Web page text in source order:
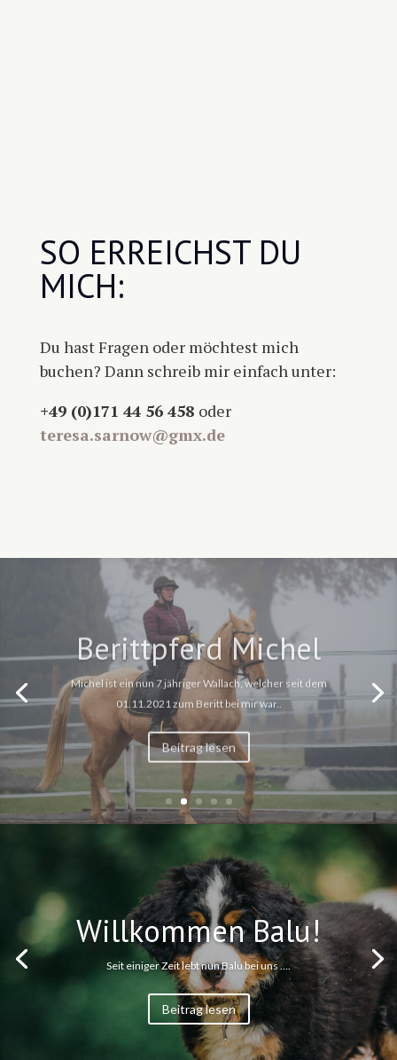
SO ERREICHST DU
MICH:
Du hast Fragen oder möchtest mich
buchen? Dann schreib mir einfach unter:
+49 (0)171 44 56 458 oder
teresa.sarnow@gmx.de
Berittpferd Michel
Michel ist ein nun 7 jähriger Wallach, welcher seit dem
01.11.2021 zum Beritt bei mir war..
Beitrag lesen
Willkommen Balu!
Seit einiger Zeit lebt nun Balu bei uns ….
Beitrag lesen